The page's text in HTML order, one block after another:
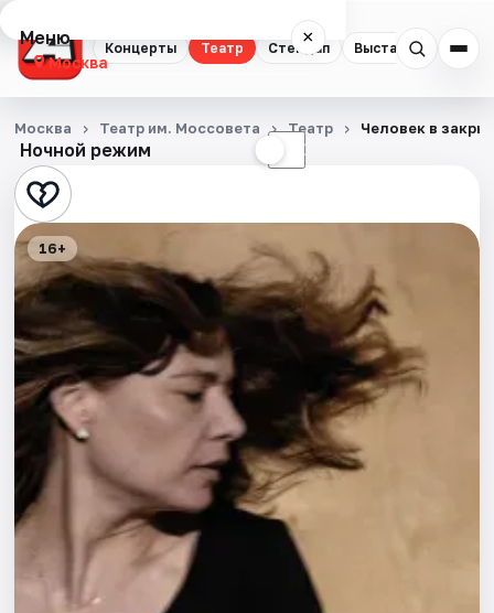
Концерты Театр Стендап Выставки
Меню ×
Москва
Концерты
Театр
Стендап
Выставки
Квесты
Экскурсии
Спорт
События
Площадки
Ночной режим ☾
Москва Театр им. Моссовета Театр Человек в
16+